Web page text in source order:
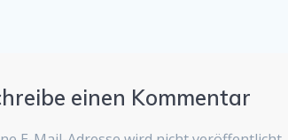
einen Kommentar